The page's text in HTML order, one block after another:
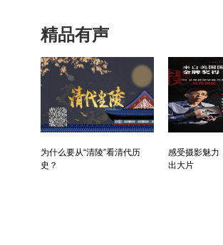
精品有声
为什么要从“清陵”看清代历
史？
感受摄影魅力
出大片